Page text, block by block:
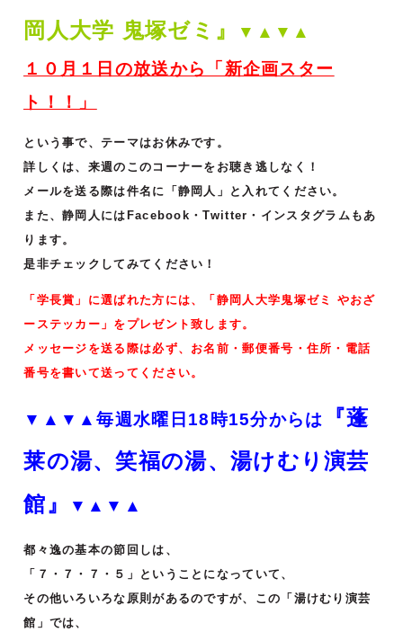
岡人大学 鬼塚ゼミ』
▼▲▼▲
１０月１日の放送から「新企画スター
ト！！」
という事で、テーマはお休みです。
詳しくは、来週のこのコーナーをお聴き逃しなく！
メールを送る際は件名に「静岡人」と入れてください。
また、静岡人にはFacebook・Twitter・インスタグラムもあ
ります。
是非チェックしてみてください！
「学長賞」に選ばれた方には、「静岡人大学鬼塚ゼミ やおざ
ーステッカー」をプレゼント致します。
メッセージを送る際は必ず、お名前・郵便番号・住所・電話
番号を書いて送ってください。
▼▲▼▲毎週水曜日18時15分からは
『蓬
莱の湯、笑福の湯、湯けむり演芸
館』
▼▲▼▲
都々逸の基本の節回しは、
「７・７・７・５」ということになっていて、
その他いろいろな原則があるのですが、この「湯けむり演芸
館」では、